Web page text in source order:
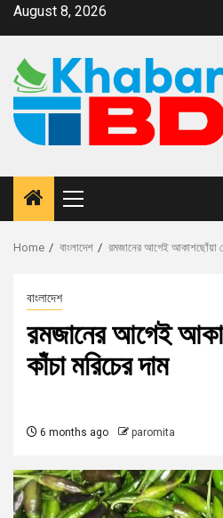
August 8, 2026
Home বাংলাদেশ রমজানের আগেই আকাশছোঁয়া
বাংলাদেশ
রমজানের আগেই
কাঁচা মরিচের দাম
6 months ago paromita